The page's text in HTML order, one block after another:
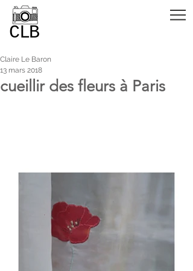
CLB
cueillir des fleurs à Paris
Claire Le Baron
13 mars 2018